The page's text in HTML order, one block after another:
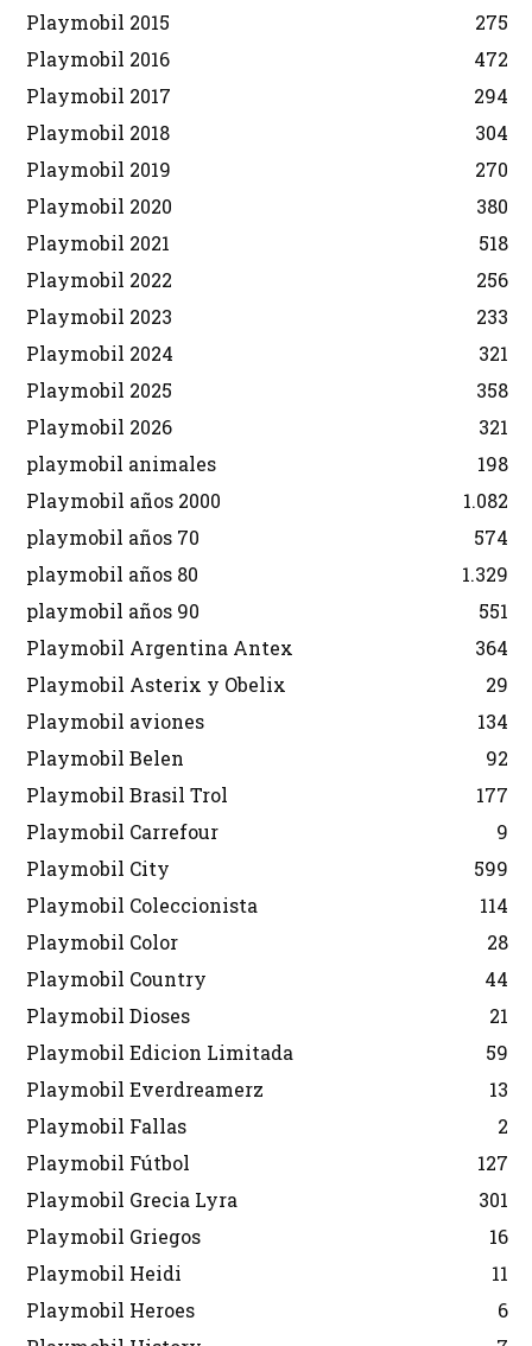
Playmobil 2015
275
Playmobil 2016
472
Playmobil 2017
294
Playmobil 2018
304
Playmobil 2019
270
Playmobil 2020
380
Playmobil 2021
518
Playmobil 2022
256
Playmobil 2023
233
Playmobil 2024
321
Playmobil 2025
358
Playmobil 2026
321
playmobil animales
198
Playmobil años 2000
1.082
playmobil años 70
574
playmobil años 80
1.329
playmobil años 90
551
Playmobil Argentina Antex
364
Playmobil Asterix y Obelix
29
Playmobil aviones
134
Playmobil Belen
92
Playmobil Brasil Trol
177
Playmobil Carrefour
9
Playmobil City
599
Playmobil Coleccionista
114
Playmobil Color
28
Playmobil Country
44
Playmobil Dioses
21
Playmobil Edicion Limitada
59
Playmobil Everdreamerz
13
Playmobil Fallas
2
Playmobil Fútbol
127
Playmobil Grecia Lyra
301
Playmobil Griegos
16
Playmobil Heidi
11
Playmobil Heroes
6